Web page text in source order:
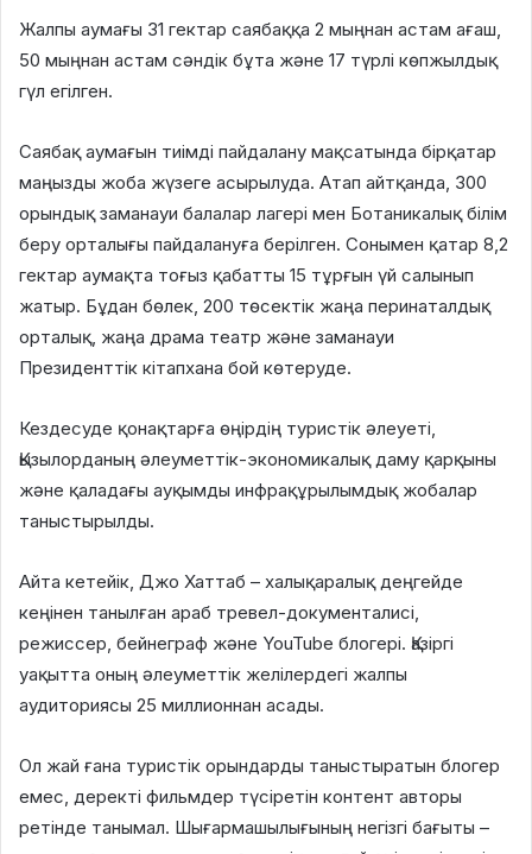
Жалпы аумағы 31 гектар саябаққа 2 мыңнан астам ағаш,
50 мыңнан астам сәндік бұта және 17 түрлі көпжылдық
гүл егілген.
Саябақ аумағын тиімді пайдалану мақсатында бірқатар
маңызды жоба жүзеге асырылуда. Атап айтқанда, 300
орындық заманауи балалар лагері мен Ботаникалық білім
беру орталығы пайдалануға берілген. Сонымен қатар 8,2
гектар аумақта тоғыз қабатты 15 тұрғын үй салынып
жатыр. Бұдан бөлек, 200 төсектік жаңа перинаталдық
орталық, жаңа драма театр және заманауи
Президенттік кітапхана бой көтеруде.
Кездесуде қонақтарға өңірдің туристік әлеуеті,
Қызылорданың әлеуметтік-экономикалық даму қарқыны
және қаладағы ауқымды инфрақұрылымдық жобалар
таныстырылды.
Айта кетейік, Джо Хаттаб – халықаралық деңгейде
кеңінен танылған араб тревел-документалисі,
режиссер, бейнеграф және YouTube блогері. Қазіргі
уақытта оның әлеуметтік желілердегі жалпы
аудиториясы 25 миллионнан асады.
Ол жай ғана туристік орындарды таныстыратын блогер
емес, деректі фильмдер түсіретін контент авторы
ретінде танымал. Шығармашылығының негізгі бағыты –